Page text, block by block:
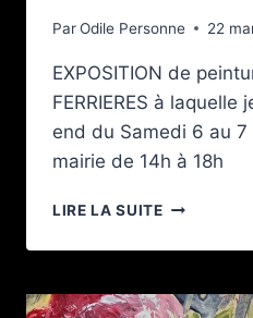
ParOdile Personne 22
EXPOSITION de
FERRIERES à
end du Samedi 6 au 7
mairie de 14h à 18h
LIRE LA SUITEEXPOSITION
FERRIERES